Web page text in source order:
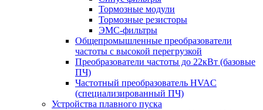
Тормозные модули
Тормозные резисторы
ЭМС-фильтры
Общепромышленные преобразователи
частоты с высокой перегрузкой
Преобразователи частоты до 22кВт (базовые
ПЧ)
Частотный преобразователь HVAC
(специализированный ПЧ)
Устройства плавного пуска